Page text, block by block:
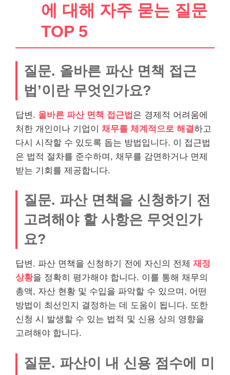
에 대해 자주 묻는 질문
TOP 5
질문. 올바른 파산 면책 접근
법’이란 무엇인가요?
답변. 올바른 파산 면책 접근법 은 경제적 어려움에
처한 개인이나 기업이 채무를 체계적으로 해결 하고
다시 시작할 수 있도록 돕는 방법입니다. 이 접근법
은 법적 절차를 준수하며, 채무를 감면하거나 면제
받는 기회를 제공합니다.
질문. 파산 면책을 신청하기 전
고려해야 할 사항은 무엇인가
요?
답변. 파산 면책을 신청하기 전에 자신의 전체 재정
상황을 정확히 평가해야 합니다. 이를 통해 채무의
총액, 자산 현황 및 수입을 파악할 수 있으며, 어떤
방법이 최선인지 결정하는 데 도움이 됩니다. 또한
신청 시 발생할 수 있는 법적 및 신용 상의 영향을
고려해야 합니다.
질문. 파산이 내 신용 점수에 미